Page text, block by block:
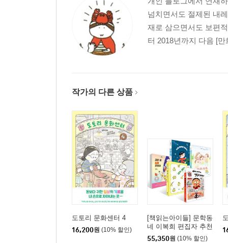
넘치면서도 절제된 내
재로 삼으면서도 보편
터 2018년까지 다음 [
작가의 다른 상품
도토리 문화센터 4
16,200원 (10% 할인)
[책읽는아이들] 문학동
네 이복희 편집자 추천
초등 1~2학년 세트
55,350원 (10% 할인)